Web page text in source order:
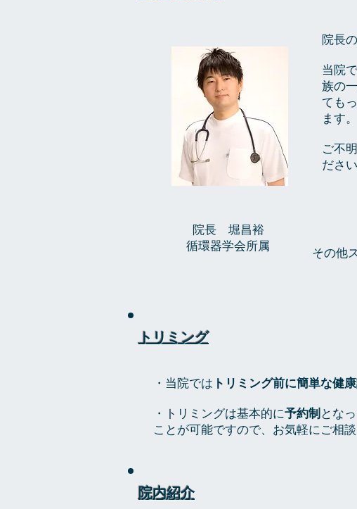
院長
当院
族の
ても
ます。
ご不
ださい
院長 堀昌裕
循環器学会所属
その他
トリミング
​・当院では トリミング前に簡単な健
・トリミングは基本的に予約制とな
ことが可能ですので、お気軽にご相談
院内紹介